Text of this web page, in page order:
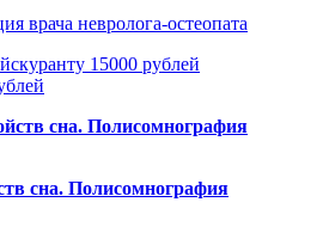
врача невролога-остеопата
15000 рублей
сна. Полисомнография